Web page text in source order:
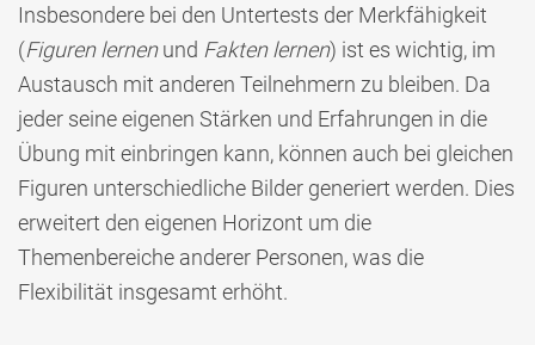
Insbesondere bei den Untertests der Merkfähigkeit
(Figuren lernenund Fakten lernen) ist es wichtig, im
Austausch mit anderen Teilnehmern zu bleiben. Da
jeder seine eigenen Stärken und Erfahrungen in die
Übung mit einbringen kann, können auch bei gleichen
Figuren unterschiedliche Bilder generiert werden. Dies
erweitert den eigenen Horizont um die
Themenbereiche anderer Personen, was die
Flexibilität insgesamt erhöht.